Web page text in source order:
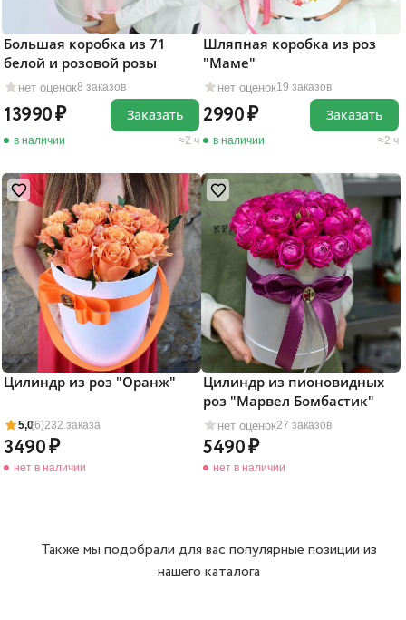
нет оценок8 заказов
Большая коробка из 71
белой и розовой розы
13990
в наличии 2 ч
Заказать
нет оценок19 заказов
Шляпная коробка из роз
"Маме"
2990
в наличии 2 ч
Заказать
5,0(6)232 заказа
Цилиндр из роз "Оранж"
3490
нет в наличии
нет оценок27 заказов
Цилиндр из пионовидных
роз "Марвел Бомбастик"
5490
нет в наличии
Также мы подобрали для вас популярные позиции из
нашего каталога